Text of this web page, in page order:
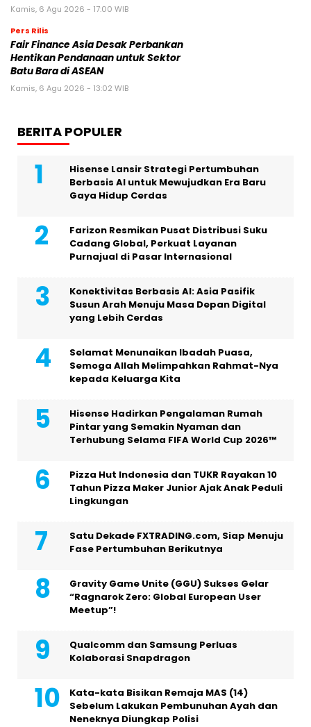
Kamis, 6 Agu 2026 - 17:00 WIB
Pers Rilis
Fair Finance Asia Desak Perbankan
Hentikan Pendanaan untuk Sektor
Batu Bara di ASEAN
Kamis, 6 Agu 2026 - 13:02 WIB
BERITA POPULER
Hisense Lansir Strategi Pertumbuhan
Berbasis AI untuk Mewujudkan Era Baru
Gaya Hidup Cerdas
Farizon Resmikan Pusat Distribusi Suku
Cadang Global, Perkuat Layanan
Purnajual di Pasar Internasional
Konektivitas Berbasis AI: Asia Pasifik
Susun Arah Menuju Masa Depan Digital
yang Lebih Cerdas
Selamat Menunaikan Ibadah Puasa,
Semoga Allah Melimpahkan Rahmat-Nya
kepada Keluarga Kita
Hisense Hadirkan Pengalaman Rumah
Pintar yang Semakin Nyaman dan
Terhubung Selama FIFA World Cup 2026™
Pizza Hut Indonesia dan TUKR Rayakan 10
Tahun Pizza Maker Junior Ajak Anak Peduli
Lingkungan
Satu Dekade FXTRADING.com, Siap Menuju
Fase Pertumbuhan Berikutnya
Gravity Game Unite (GGU) Sukses Gelar
“Ragnarok Zero: Global European User
Meetup”!
Qualcomm dan Samsung Perluas
Kolaborasi Snapdragon
Kata-kata Bisikan Remaja MAS (14)
Sebelum Lakukan Pembunuhan Ayah dan
Neneknya Diungkap Polisi